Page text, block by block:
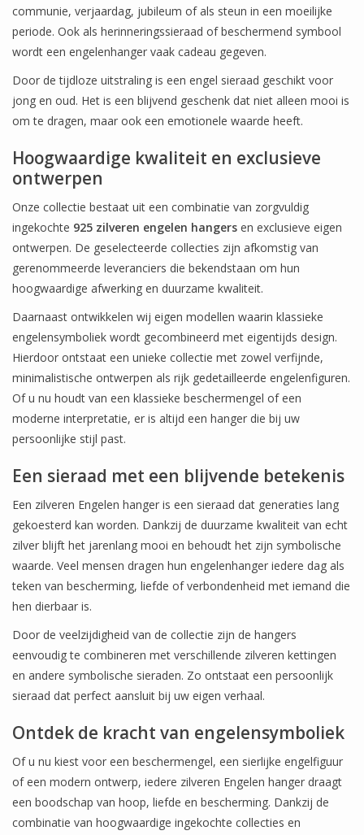
communie, verjaardag, jubileum of als steun in een moeilijke
periode. Ook als herinneringssieraad of beschermend symbool
wordt een engelenhanger vaak cadeau gegeven.
Door de tijdloze uitstraling is een engel sieraad geschikt voor
jong en oud. Het is een blijvend geschenk dat niet alleen mooi is
om te dragen, maar ook een emotionele waarde heeft.
Hoogwaardige kwaliteit en exclusieve
ontwerpen
Onze collectie bestaat uit een combinatie van zorgvuldig
ingekochte 925 zilveren engelen hangers en exclusieve eigen
ontwerpen. De geselecteerde collecties zijn afkomstig van
gerenommeerde leveranciers die bekendstaan om hun
hoogwaardige afwerking en duurzame kwaliteit.
Daarnaast ontwikkelen wij eigen modellen waarin klassieke
engelensymboliek wordt gecombineerd met eigentijds design.
Hierdoor ontstaat een unieke collectie met zowel verfijnde,
minimalistische ontwerpen als rijk gedetailleerde engelenfiguren.
Of u nu houdt van een klassieke beschermengel of een
moderne interpretatie, er is altijd een hanger die bij uw
persoonlijke stijl past.
Een sieraad met een blijvende betekenis
Een zilveren Engelen hanger is een sieraad dat generaties lang
gekoesterd kan worden. Dankzij de duurzame kwaliteit van echt
zilver blijft het jarenlang mooi en behoudt het zijn symbolische
waarde. Veel mensen dragen hun engelenhanger iedere dag als
teken van bescherming, liefde of verbondenheid met iemand die
hen dierbaar is.
Door de veelzijdigheid van de collectie zijn de hangers
eenvoudig te combineren met verschillende zilveren kettingen
en andere symbolische sieraden. Zo ontstaat een persoonlijk
sieraad dat perfect aansluit bij uw eigen verhaal.
Ontdek de kracht van engelensymboliek
Of u nu kiest voor een beschermengel, een sierlijke engelfiguur
of een modern ontwerp, iedere zilveren Engelen hanger draagt
een boodschap van hoop, liefde en bescherming. Dankzij de
combinatie van hoogwaardige ingekochte collecties en